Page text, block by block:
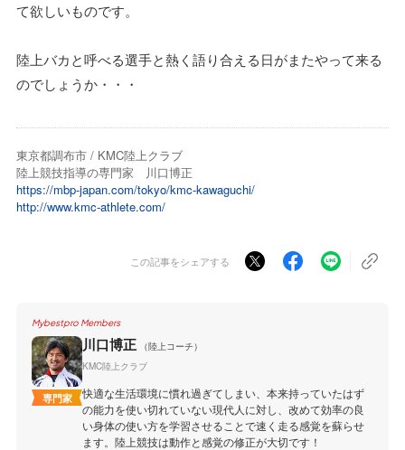
て欲しいものです。
陸上バカと呼べる選手と熱く語り合える日がまたやって来る
のでしょうか・・・
東京都調布市 / KMC陸上クラブ
陸上競技指導の専門家 川口博正
https://mbp-japan.com/tokyo/kmc-kawaguchi/
http://www.kmc-athlete.com/
この記事をシェアする
Mybestpro Members
専門家
川口博正
（陸上コーチ）
KMC陸上クラブ
快適な生活環境に慣れ過ぎてしまい、本来持っていたはず
の能力を使い切れていない現代人に対し、改めて効率の良
い身体の使い方を学習させることで速く走る感覚を蘇らせ
ます。陸上競技は動作と感覚の修正が大切です！